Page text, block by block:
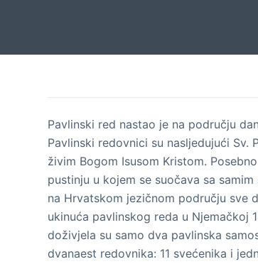
Pavlinski red nastao je na području
Pavlinski redovnici su nasljedujući Sv.
živim Bogom Isusom Kristom.
pustinju u kojem se suočava sa
na Hrvatskom jezičnom području sve
ukinuća pavlinskog reda u Njemačkoj
doživjela su samo dva pavlinska
dvanaest redovnika: 11 svećenika i jedn